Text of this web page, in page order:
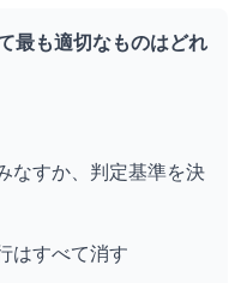
最も適切なものはどれ
なすか、判定基準を決
はすべて消す